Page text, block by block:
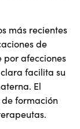
más recientes
de
por afecciones
facilita su
El
formación